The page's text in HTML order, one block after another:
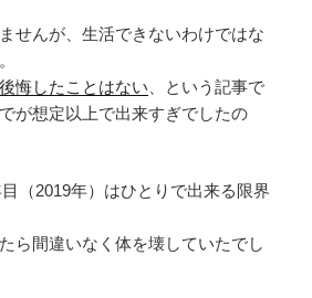
せんが、生活できないわけではな
悔したことはない 、という記事で
が想定以上で出来すぎでしたの
（2019年）はひとりで出来る限界
ら間違いなく体を壊していたでし